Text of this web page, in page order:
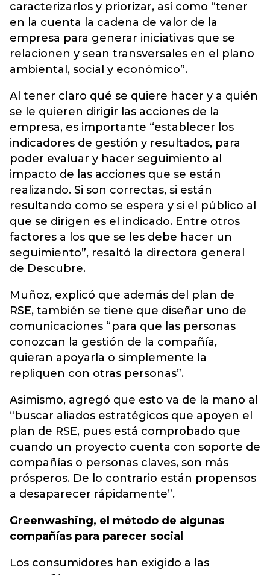
caracterizarlos y priorizar, así como “tener
en la cuenta la cadena de valor de la
empresa para generar iniciativas que se
relacionen y sean transversales en el plano
ambiental, social y económico”.
Al tener claro qué se quiere hacer y a quién
se le quieren dirigir las acciones de la
empresa, es importante “establecer los
indicadores de gestión y resultados, para
poder evaluar y hacer seguimiento al
impacto de las acciones que se están
realizando. Si son correctas, si están
resultando como se espera y si el público al
que se dirigen es el indicado. Entre otros
factores a los que se les debe hacer un
seguimiento”, resaltó la directora general
de Descubre.
Muñoz, explicó que además del plan de
RSE, también se tiene que diseñar uno de
comunicaciones “para que las personas
conozcan la gestión de la compañía,
quieran apoyarla o simplemente la
repliquen con otras personas”.
Asimismo, agregó que esto va de la mano al
“buscar aliados estratégicos que apoyen el
plan de RSE, pues está comprobado que
cuando un proyecto cuenta con soporte de
compañías o personas claves, son más
prósperos. De lo contrario están propensos
a desaparecer rápidamente”.
Greenwashing, el método de algunas
compañías para parecer social
Los consumidores han exigido a las